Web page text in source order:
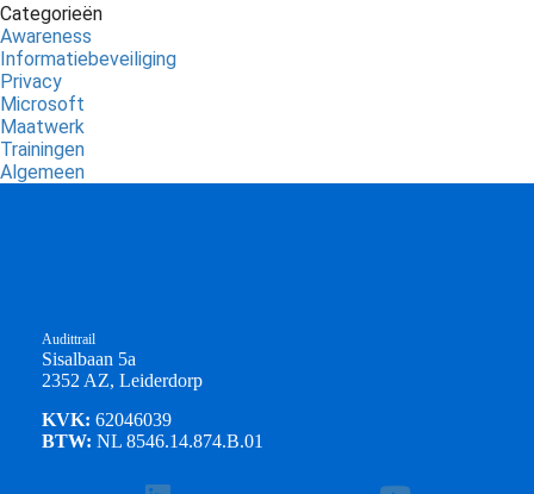
Categorieën
Awareness
Informatiebeveiliging
Privacy
Microsoft
Maatwerk
Trainingen
Algemeen
Audittrail
Sisalbaan 5a
2352 AZ, Leiderdorp
KVK: 62046039
BTW: NL 8546.14.874.B.01